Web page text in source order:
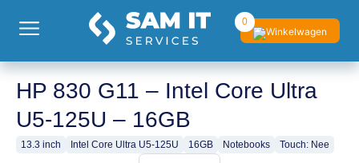
0
HP 830 G11 – Intel Core Ultra
U5-125U – 16GB
13.3 inch Intel Core Ultra U5-125U 16GB Notebooks Touch: Nee